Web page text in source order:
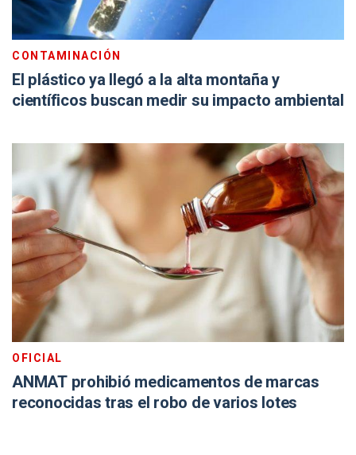
CONTAMINACIÓN
El plástico ya llegó a la alta montaña y
científicos buscan medir su impacto ambiental
OFICIAL
ANMAT prohibió medicamentos de marcas
reconocidas tras el robo de varios lotes